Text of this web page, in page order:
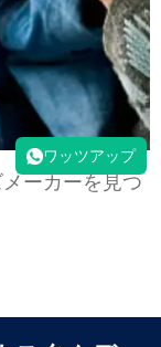
ーカーを見つ
ワッツアップ